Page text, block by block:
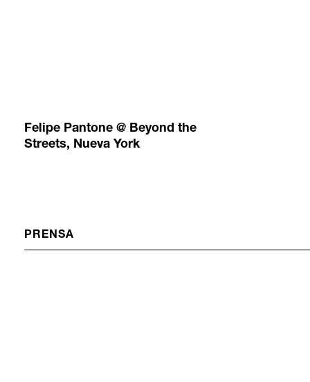
Felipe Pantone @ Beyond the
Streets, Nueva York
PRENSA